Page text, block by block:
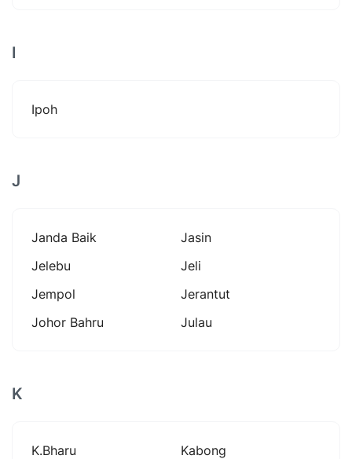
I
Ipoh
J
Janda Baik
Jasin
Jelebu
Jeli
Jempol
Jerantut
Johor Bahru
Julau
K
K.bharu
Kabong